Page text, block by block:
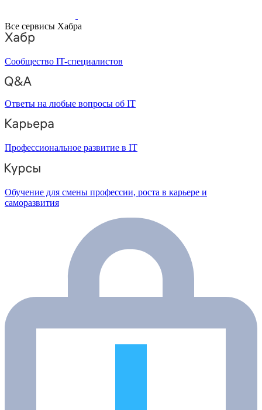
Все сервисы Хабра
Сообщество IT-специалистов
Ответы на любые вопросы об IT
Профессиональное развитие в IT
Обучение для смены профессии, роста в карьере и
саморазвития